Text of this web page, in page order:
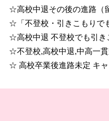
☆高校中退その後の進路（
☆「不登校・引きこもりで
☆高校中退 不登校でも引き
☆不登校,高校中退,中高一
☆ 高校卒業後進路未定 キ